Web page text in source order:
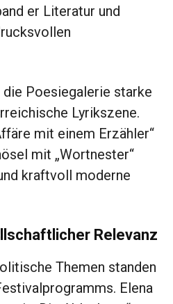
er Literatur und
Poesiegalerie starke
Lyrikszene.
mit einem Erzähler“
mit „Wortnester“
kraftvoll moderne
Relevanz
Themen standen
Elena